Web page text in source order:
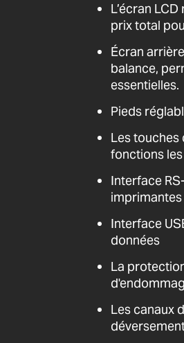
L’écran
prix total
Écran
balance,
essentielles.
Pieds
Les
fonctions
Interface
imprimantes
Interface
données
La
Les canaux